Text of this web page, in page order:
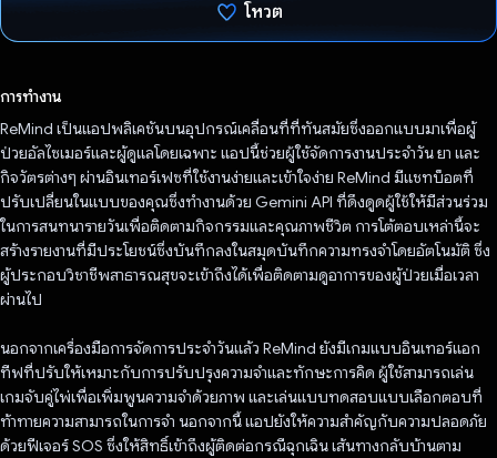
โหวต
การทำงาน
ReMind เป็นแอปพลิเคชันบนอุปกรณ์เคลื่อนที่ที่ทันสมัยซึ่งออกแบบมาเพื่อผู้
ป่วยอัลไซเมอร์และผู้ดูแลโดยเฉพาะ แอปนี้ช่วยผู้ใช้จัดการงานประจำวัน ยา และ
กิจวัตรต่างๆ ผ่านอินเทอร์เฟซที่ใช้งานง่ายและเข้าใจง่าย ReMind มีแชทบ็อตที่
ปรับเปลี่ยนในแบบของคุณซึ่งทำงานด้วย Gemini API ที่ดึงดูดผู้ใช้ให้มีส่วนร่วม
ในการสนทนารายวันเพื่อติดตามกิจกรรมและคุณภาพชีวิต การโต้ตอบเหล่านี้จะ
สร้างรายงานที่มีประโยชน์ซึ่งบันทึกลงในสมุดบันทึกความทรงจำโดยอัตโนมัติ ซึ่ง
ผู้ประกอบวิชาชีพสาธารณสุขจะเข้าถึงได้เพื่อติดตามดูอาการของผู้ป่วยเมื่อเวลา
ผ่านไป
นอกจากเครื่องมือการจัดการประจำวันแล้ว ReMind ยังมีเกมแบบอินเทอร์แอก
ทีฟที่ปรับให้เหมาะกับการปรับปรุงความจำและทักษะการคิด ผู้ใช้สามารถเล่น
เกมจับคู่ไพ่เพื่อเพิ่มพูนความจำด้วยภาพ และเล่นแบบทดสอบแบบเลือกตอบที่
ท้าทายความสามารถในการจำ นอกจากนี้ แอปยังให้ความสำคัญกับความปลอดภัย
ด้วยฟีเจอร์ SOS ซึ่งให้สิทธิ์เข้าถึงผู้ติดต่อกรณีฉุกเฉิน เส้นทางกลับบ้านตาม